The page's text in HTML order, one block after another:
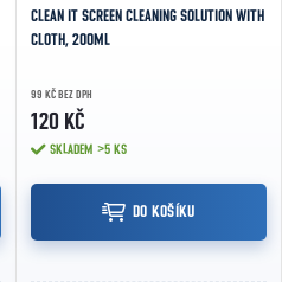
CLEAN IT SCREEN CLEANING SOLUTION WITH
CLOTH, 200ML
99 KČ BEZ DPH
120 KČ
SKLADEM >5 KS
DO KOŠÍKU